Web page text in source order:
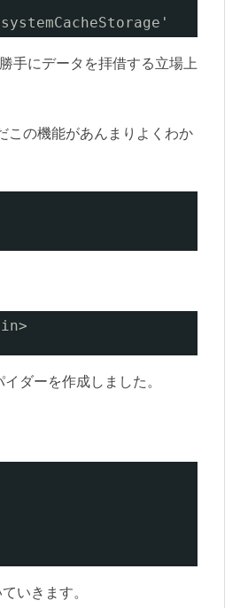
手にデータを拝借する立場上
この機能があんまりよくわか
ダーを作成しました。
いきます。